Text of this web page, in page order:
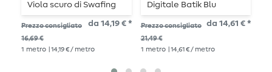
Viola scuro di Swafing
Prezzo consigliato
16,69 €
da 14,19 € *
1 metro | 14,19 € / metro
Digitale Batik Blu
Prezzo consigliato
21,49 €
da 14,61 € *
1 metro | 14,61 € / metro